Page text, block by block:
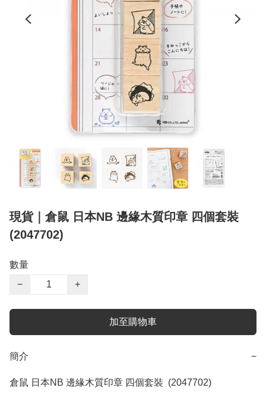
現貨｜倉鼠 日本NB 邊緣木質印章 四個套裝
(2047702)
數量
−
+
加至購物車
簡介 −
倉鼠 日本NB 邊緣木質印章 四個套裝  (2047702)